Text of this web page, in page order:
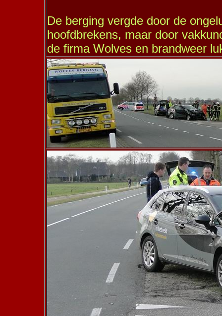
De berging vergde door de
hoofdbrekens, maar door
de firma Wolves en brandweer